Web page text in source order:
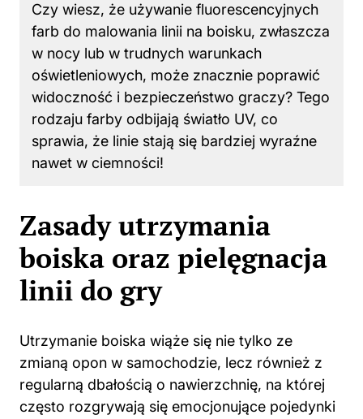
Czy wiesz, że używanie fluorescencyjnych
farb do malowania linii na boisku, zwłaszcza
w nocy lub w trudnych warunkach
oświetleniowych, może znacznie poprawić
widoczność i bezpieczeństwo graczy? Tego
rodzaju farby odbijają światło UV, co
sprawia, że linie stają się bardziej wyraźne
nawet w ciemności!
Zasady utrzymania
boiska oraz pielęgnacja
linii do gry
Utrzymanie boiska wiąże się nie tylko ze
zmianą opon w samochodzie, lecz również z
regularną dbałością o nawierzchnię, na której
często rozgrywają się emocjonujące pojedynki